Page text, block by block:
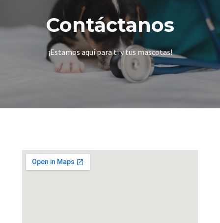
Contáctanos
¡Estamos aquí para ti y tus mascotas!